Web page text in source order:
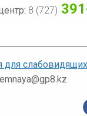
8 (727)
для